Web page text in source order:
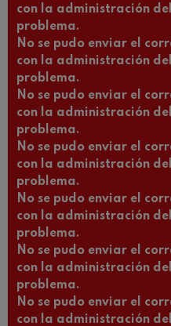
con la administración
problema.
No se pudo enviar el
con la administración
problema.
No se pudo enviar el
con la administración
problema.
No se pudo enviar el
con la administración
problema.
No se pudo enviar el
con la administración
problema.
No se pudo enviar el
con la administración
problema.
No se pudo enviar el
con la administración